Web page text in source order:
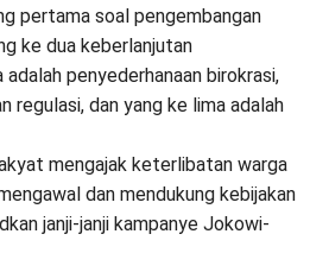
pertama soal pengembangan
ke dua keberlanjutan
penyederhanaan birokrasi,
regulasi, dan yang ke lima adalah
mengajak keterlibatan warga
dan mendukung kebijakan
janji-janji kampanye Jokowi-